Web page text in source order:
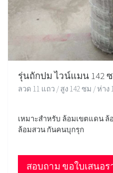
รุ่นถักปม ไวน์แมน 142
ลวด 11 แถว / สูง 142 ซม / ห่าง
เหมาะสำหรับ ล้อมเขตแดน
ล้อมสวน กันคนบุกรุก
สอบถาม ขอใบเสนอร